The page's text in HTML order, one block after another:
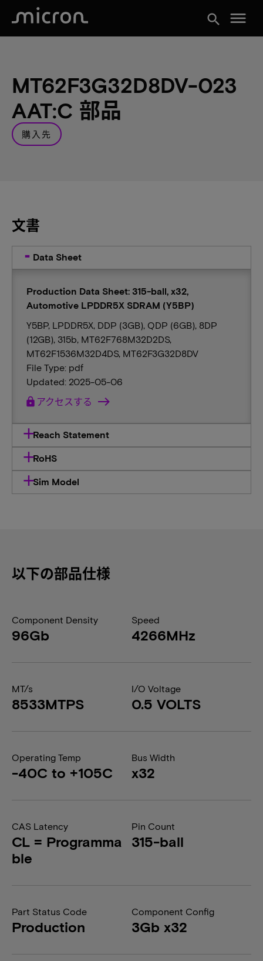
search menu
MT62F3G32D8DV-023
AAT:C 部品
購入先
文書
Data Sheet
Production Data Sheet: 315-ball, x32,
Automotive LPDDR5X SDRAM (Y5BP)
Y5BP, LPDDR5X, DDP (3GB), QDP (6GB), 8DP
(12GB), 315b, MT62F768M32D2DS,
MT62F1536M32D4DS, MT62F3G32D8DV
File Type: pdf
Updated: 2025-05-06
lock アクセスする
Reach Statement
RoHS
Sim Model
以下の部品仕様
Component Density
96Gb
Speed
4266MHz
MT/s
8533MTPS
I/O Voltage
0.5 VOLTS
Operating Temp
-40C to +105C
Bus Width
x32
CAS Latency
CL = Programma
ble
Pin Count
315-ball
Part Status Code
Production
Component Config
3Gb x32